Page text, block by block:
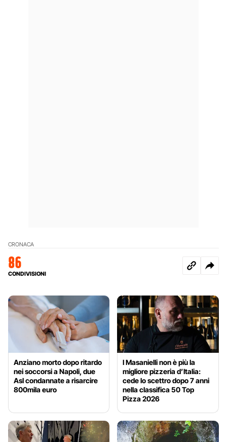
CRONACA
86
CONDIVISIONI
Anziano morto dopo ritardo
nei soccorsi a Napoli, due
Asl condannate a risarcire
800mila euro
I Masanielli non è più la
migliore pizzeria d’Italia:
cede lo scettro dopo 7 anni
nella classifica 50 Top
Pizza 2026